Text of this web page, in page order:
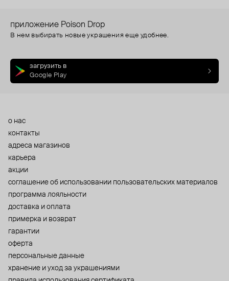
приложение Poison Drop
В нем выбирать новые украшения еще удобнее.
загрузить в
Google Play
о нас
контакты
адреса магазинов
карьера
акции
cоглашение об использовании пользовательских материалов
программа лояльности
доставка и оплата
примерка и возврат
гарантии
оферта
персональные данные
хранение и уход за украшениями